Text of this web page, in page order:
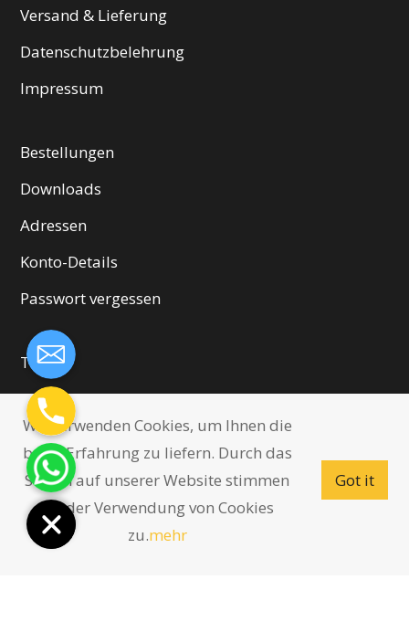
Wir verwenden Cookies, um Ihnen die
beste Erfahrung zu liefern. Durch das
Surfen auf unserer Website stimmen
Sie der Verwendung von Cookies
zu.mehr
Got it
Versand & Lieferung
Datenschutzbelehrung
Impressum
Bestellungen
Downloads
Adressen
Konto-Details
Passwort vergessen
Team
Referenzen
Kontakt
Newsletter
Allergene & Zusatzstoffe